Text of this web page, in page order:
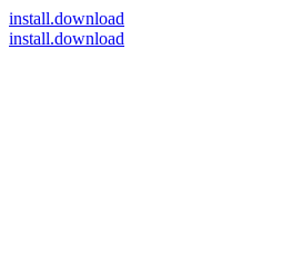
install.download
install.download